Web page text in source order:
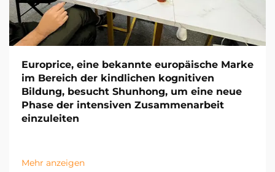
Europrice, eine bekannte europäische Marke
im Bereich der kindlichen kognitiven
Bildung, besucht Shunhong, um eine neue
Phase der intensiven Zusammenarbeit
einzuleiten
Mehr anzeigen